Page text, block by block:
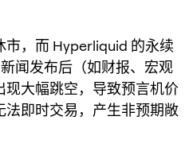
市，而 Hyperliquid 的永续
闻发布后（如财报、宏观
大幅跳空，导致预言机价
即时交易，产生非预期敞